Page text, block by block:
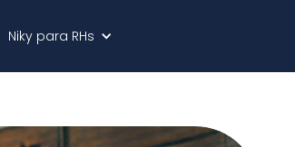
Niky para RHs